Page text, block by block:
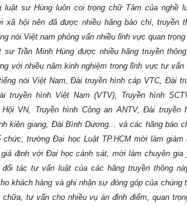
luật sư Hùng luôn coi trọng chữ Tâm của nghề
xã hội nên đã được nhiều hãng báo chí, truyền
nói Việt nam phỏng vấn nhiều lĩnh vực quan trọng
sư Trần Minh Hùng được nhiều hãng truyền
với nhiều năm kinh nghiệm trong lĩnh vực tư vấn
nói Việt Nam, Đài truyền hình cáp VTC, Đài
truyền hình Việt Nam (VTV), Truyền hình
Hội VN, Truyền hình Công an ANTV,Đài truyền
kiên giang, Đài Bình Dương... và các hãng báo
trường Đại học Luật TP.HCM mời làm giám
định với Đại học cảnh sát, mời làm chuyên gia
tác tư vấn luật của các hãng truyền thông
khách hàng và ghi nhận sự đóng góp của chúng
chữa, tư vấn cho nhiều vụ án đỉnh điểm, quan